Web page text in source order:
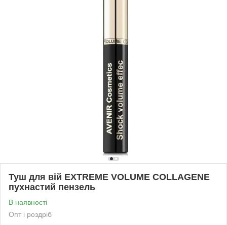
Туш для вій EXTREME VOLUME COLLAGENE
пухнастий пензель
В наявності
Опт і роздріб